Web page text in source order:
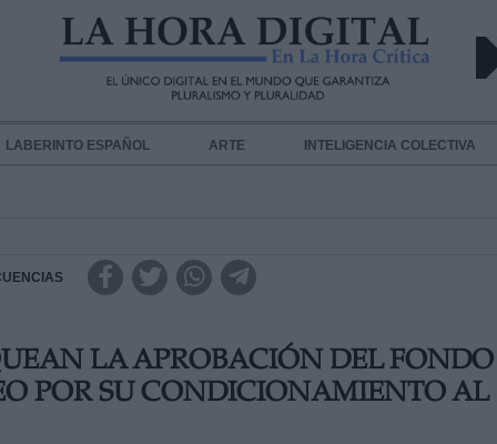
LABERINTO ESPAÑOL ARTE INTELIGENCIA COLECTIVA
LA APROBACIÓN DEL FONDO
POR SU CONDICIONAMIENTO AL